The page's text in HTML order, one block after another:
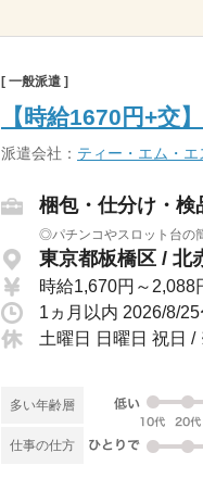
[ 一般派遣 ]
【時給1670円+交
派遣会社： ティー・エム・エ
梱包・仕分け・検
◎パチンコやスロット台の
東京都板橋区 / 北
時給1,670円～2,088
土曜日 日曜日 祝日
多い年齢層
仕事の仕方